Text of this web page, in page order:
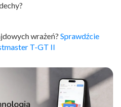
wrażeń? Sprawdźcie
T-GT II